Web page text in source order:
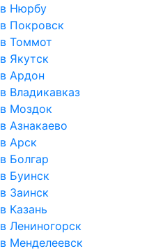
в Нюрбу
в Покровск
в Томмот
в Якутск
в Ардон
в Владикавказ
в Моздок
в Азнакаево
в Арск
в Болгар
в Буинск
в Заинск
в Казань
в Лениногорск
в Менделеевск